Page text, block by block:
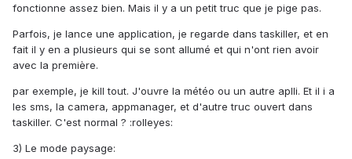
fonctionne assez bien. Mais il y a un petit truc que je pige pas.
Parfois, je lance une application, je regarde dans taskiller, et en
fait il y en a plusieurs qui se sont allumé et qui n'ont rien avoir
avec la première.
par exemple, je kill tout. J'ouvre la météo ou un autre aplli. Et il i a
les sms, la camera, appmanager, et d'autre truc ouvert dans
taskiller. C'est normal ? :rolleyes:
3) Le mode paysage: